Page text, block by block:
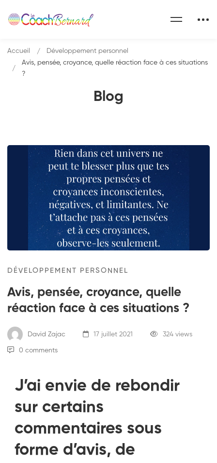
Blog
Accueil
Développement personnel
Avis, pensée, croyance, quelle réaction face à ces situations
?
DÉVELOPPEMENT PERSONNEL
Avis, pensée, croyance, quelle
réaction face à ces situations ?
David Zajac 17 juillet 2021 324 views
0 comments
J’ai envie de rebondir
sur certains
commentaires sous
forme d’avis, de